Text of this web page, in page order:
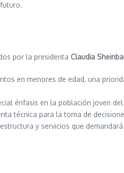
por la presidenta Claudia
en menores de edad, una
énfasis en la población joven
técnica para la toma de
y servicios que